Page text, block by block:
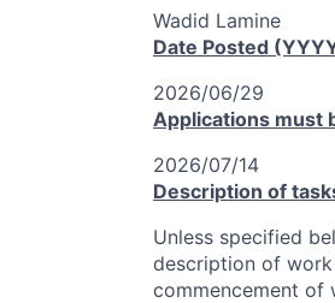
Wadid Lamine
Date Posted
2026/06/29
Applications must
2026/07/14
Description of
Unless specified
description of
commencement of